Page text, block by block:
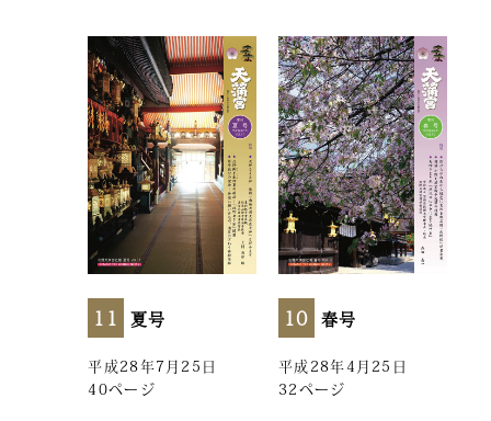
11 夏号
平成28年7月25日
40ページ
10 春号
平成28年4月25日
32ページ